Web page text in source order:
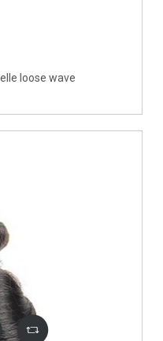
loose wave